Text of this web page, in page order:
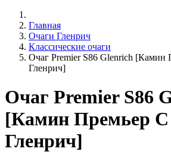
Главная
Очаги Гленрич
Классические очаги
Очаг Premier S86 Glenrich [Камин
Гленрич]
Очаг Premier S86
[Камин Премьер С
Гленрич]